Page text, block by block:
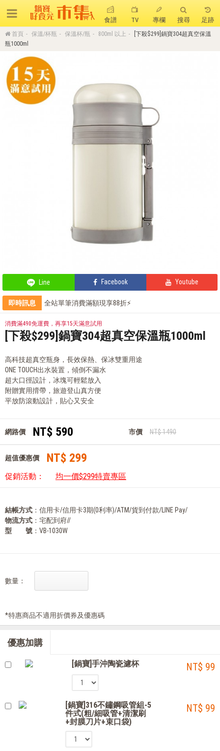
食譜 TV 專欄 搜尋 足跡
首頁 保溫/杯瓶 保溫杯/瓶 800ml 以上
[下殺$299]鍋寶304超真空保溫
瓶1000ml
Line Facebook Youtube
即時訊息
全站單筆消費滿額現享88折⚡
部落客的星級料理，就靠這台IH電子鍋
鍋寶商品安心保證❤️
消費滿490免運費，再享15天滿意試用
[下殺$299]鍋寶304超真空保溫瓶1000ml
高科技超真空瓶身，長效保熱、保冰雙重用途
ONE TOUCH出水裝置，傾倒不漏水
超大口徑設計，冰塊可輕鬆放入
附贈實用揹帶，旅遊登山真方便
平放防滾動設計，貼心又安全
網路價 NT$ 590 市價 NT$ 1490
超值優惠價 NT$ 299
促銷活動： 均一價$299特賣專區
結帳方式 ：信用卡/信用卡3期(0利率)/ATM/貨到付款/LINE Pay/
物流方式 ：宅配到府//
型 號 ：VB-1030W
數量：
*特惠商品不適用折價券及優惠碼
優惠加購
[鍋寶]手沖陶瓷濾杯 NT$ 99
[鍋寶]316不鏽鋼吸管組-5
件式(粗/細吸管+清潔刷
+封膜刀片+束口袋)
NT$ 99
熱門搜尋
聚油不沾鍋
金鑽不沾鍋